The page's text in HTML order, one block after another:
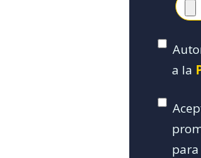
a la